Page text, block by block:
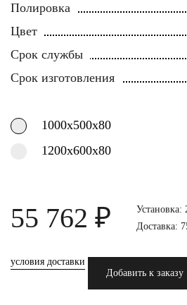
Полировка
Цвет
Срок службы
Срок изготовления
1000х500х80
1200х600х80
55 762 ₽
Установка:
Доставка:
условия доставки
Добавить к заказу